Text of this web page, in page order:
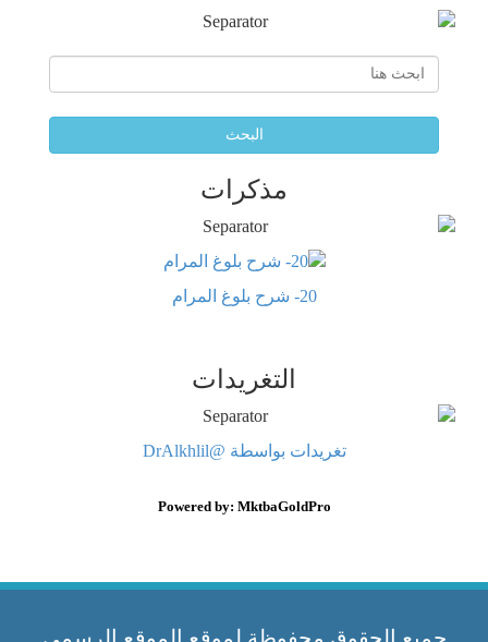
البحث
مذكرات
20- شرح بلوغ المرام
التغريدات
تغريدات بواسطة @DrAlkhlil
Powered by: MktbaGoldPro